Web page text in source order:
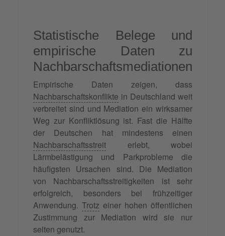
Statistische Belege und
empirische Daten zu
Nachbarschaftsmediationen
Empirische Daten zeigen, dass
Nachbarschaftskonflikte in Deutschland weit
verbreitet sind und Mediation ein wirksamer
Weg zur Konfliktlösung ist. Fast die Hälfte
der Deutschen hat mindestens einen
Nachbarschaftsstreit erlebt, wobei
Lärmbelästigung und Parkprobleme die
häufigsten Ursachen sind. Die Mediation
von Nachbarschaftsstreitigkeiten ist sehr
erfolgreich, besonders bei frühzeitiger
Anwendung. Trotz einer hohen öffentlichen
Zustimmung zur Mediation wird sie nur
selten genutzt.